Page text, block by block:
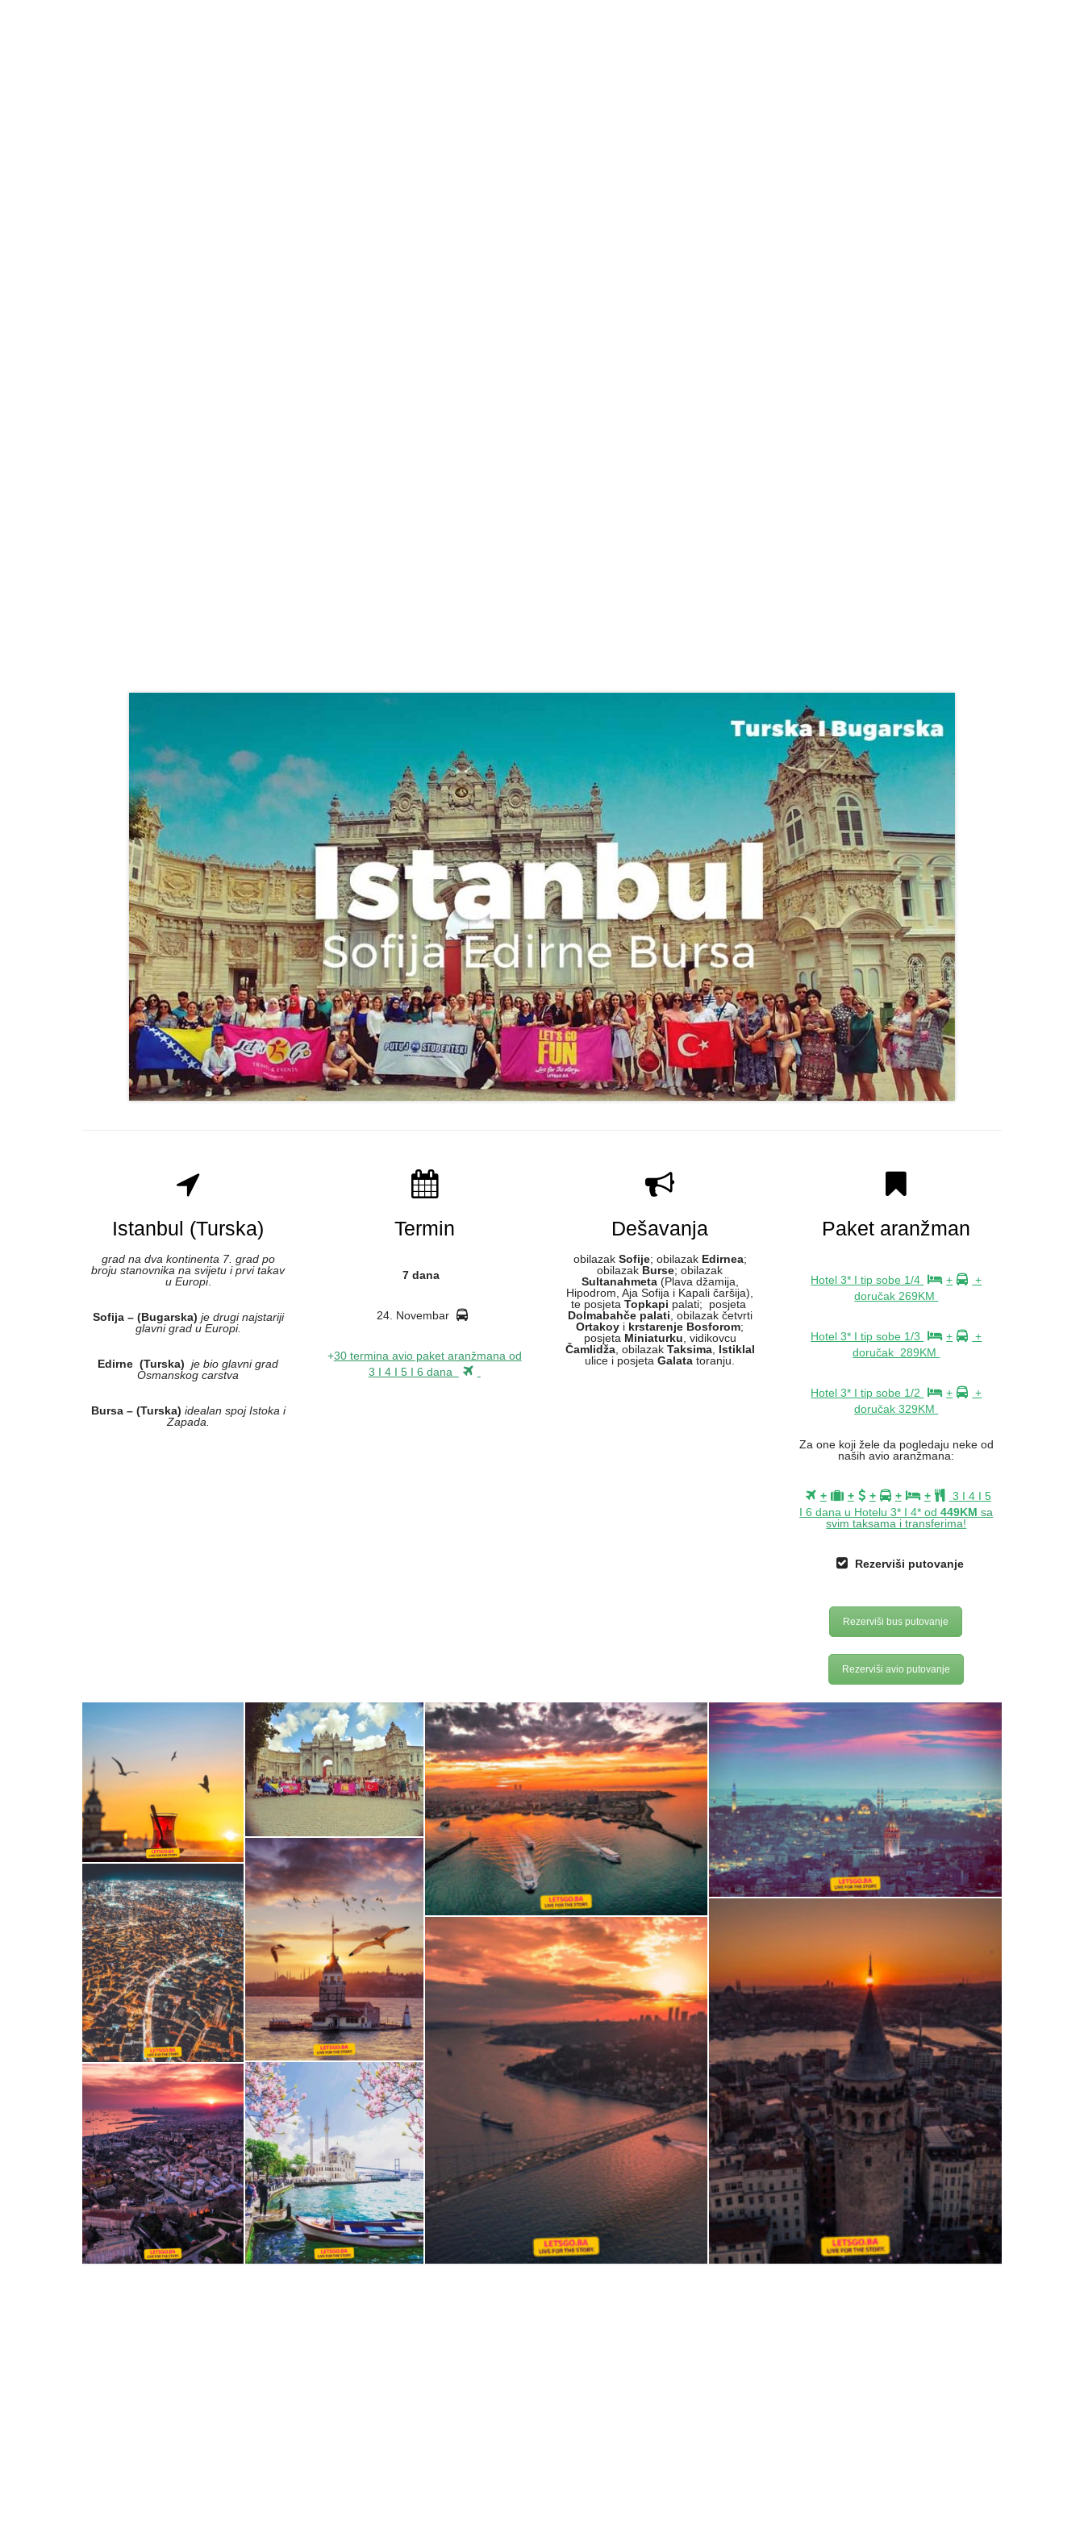
Istanbul (Turska)
grad na dva kontinenta 7. grad po
broju stanovnika na svijetu i prvi takav
u Europi.
Sofija – (Bugarska) je drugi najstariji
glavni grad u Europi.
Edirne (Turska) je bio glavni grad
Osmanskog carstva
Bursa – (Turska) idealan spoj Istoka i
Zapada.
Termin
7 dana
24. Novembar
+30 termina avio paket aranžmana od
3 I 4 I 5 I 6 dana
Dešavanja
obilazak Sofije; obilazak Edirnea;
obilazak Burse; obilazak
Sultanahmeta(Plava džamija,
Hipodrom, Aja Sofija i Kapali čaršija),
te posjeta Topkapi palati; posjeta
Dolmabahče palati , obilazak četvrti
Ortakoy i krstarenje Bosforom;
posjeta Miniaturku , vidikovcu
Čamlidža, obilazak Taksima, Istiklal
ulice i posjetaGalata toranju.
Paket aranžman
Hotel 3* I tip sobe 1/4 +
+
doručak 269KM
Hotel 3* I tip sobe 1/3 +
+
doručak 289KM
Hotel 3* I tip sobe 1/2 +
+
doručak 329KM
Za one koji žele da pogledaju neke od
naših avio aranžmana:
+ + + + +
3 I 4 I 5
I 6 dana u Hotelu 3* I 4* od 449KM sa
svim taksama i transferima!
Rezerviši putovanje
Rezerviši bus putovanje
Rezerviši avio putovanje